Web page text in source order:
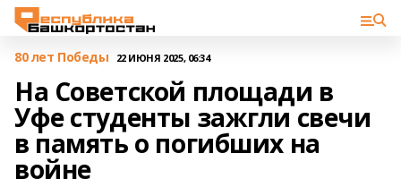
80 лет Победы 22 ИЮНЯ 2025, 06:34
На Советской площади в
Уфе студенты зажгли свечи
в память о погибших на
войне